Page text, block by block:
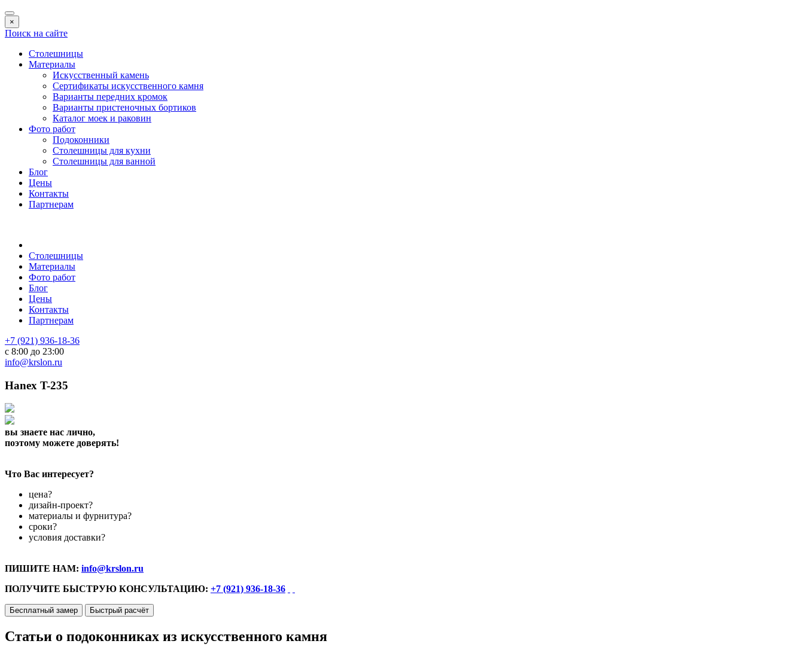
×
Поиск на сайте
Столешницы
Материалы
Искусственный камень
Сертификаты искусственного камня
Варианты передних кромок
Варианты пристеночных бортиков
Каталог моек и раковин
Фото работ
Подоконники
Столешницы для кухни
Столешницы для ванной
Блог
Цены
Контакты
Партнерам
Столешницы
Материалы
Фото работ
Блог
Цены
Контакты
Партнерам
+7 (921) 936-18-36
с 8:00 до 23:00
info@krslon.ru
Hanex T-235
вы знаете нас лично,
поэтому можете доверять!
Что Вас интересует?
цена?
дизайн-проект?
материалы и фурнитура?
сроки?
условия доставки?
ПИШИТЕ НАМ: info@krslon.ru
ПОЛУЧИТЕ БЫСТРУЮ КОНСУЛЬТАЦИЮ: +7 (921) 936-18-36
Бесплатный замер Быстрый расчёт
Статьи о подоконниках из искусственного камня